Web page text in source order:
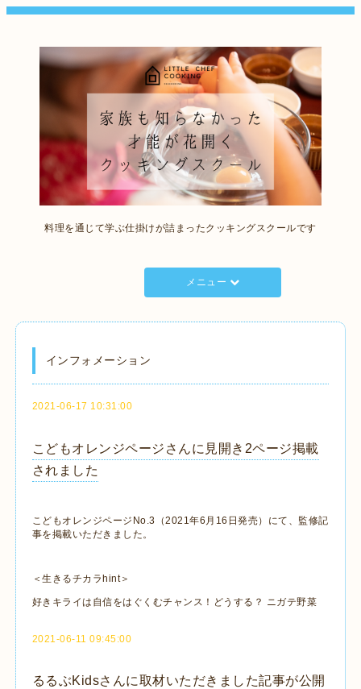
料理を通じて学ぶ仕掛けが詰まったクッキングスクールです
メニュー
インフォメーション
2021-06-17 10:31:00
こどもオレンジページさんに見開き2ページ掲載
されました
こどもオレンジページNo.3（2021年6月16日発売）にて、監修記
事を掲載いただきました。
＜生きるチカラhint＞
好きキライは自信をはぐくむチャンス！どうする？ ニガテ野菜
2021-06-11 09:45:00
るるぶKidsさんに取材いただきました記事が公開